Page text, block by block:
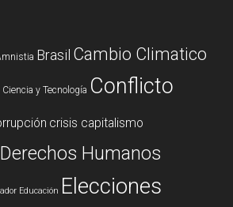
Brasil Cambio Climatico
Ciencia y Tecnología Conflicto
crisis capitalismo
Derechos Humanos
Educación Elecciones